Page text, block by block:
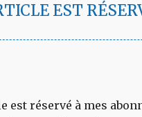
EST
est réservé à mes